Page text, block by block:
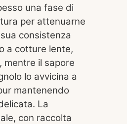
una fase di
per attenuarne
consistenza
a cotture lente,
mentre il sapore
lo avvicina a
mantenendo
La
con raccolta